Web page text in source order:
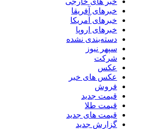
خبرهای آفریقا
خبرهای آمریکا
خبرهای اروپا
دسته‌بندی نشده
سپهر نیوز
شرکت
عکس
عکس های خبر
فروش
قیمت جدید
قیمت طلا
قیمت های جدید
گزارش جدید